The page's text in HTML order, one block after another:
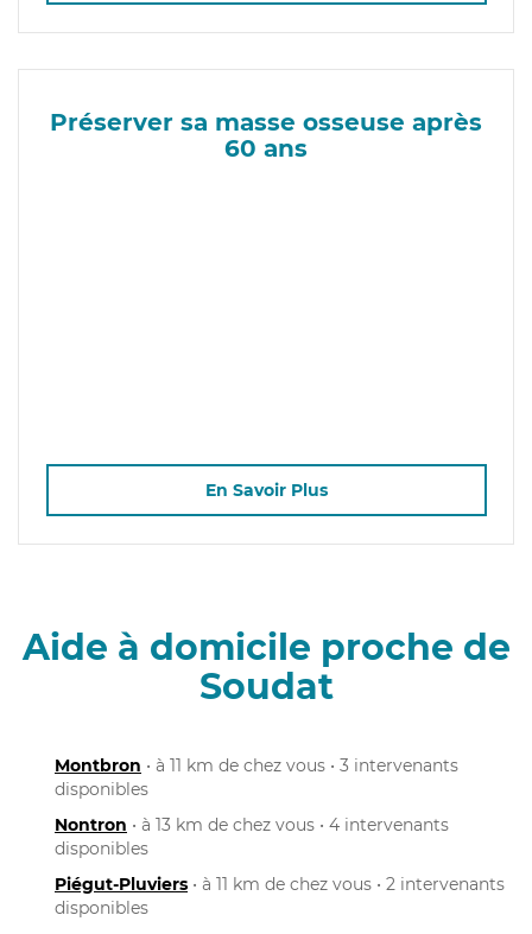
Préserver sa masse osseuse après
60 ans
En Savoir Plus
Aide à domicile proche de
Soudat
Montbron • à 11 km de chez vous • 3 intervenants
disponibles
Nontron • à 13 km de chez vous • 4 intervenants
disponibles
Piégut-Pluviers • à 11 km de chez vous • 2 intervenants
disponibles